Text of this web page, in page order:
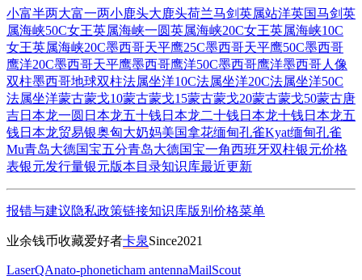
小富半两大富一两小鹿头大鹿头荷兰马剑英属站洋英国马剑英
属海峡50C女王英属海峡一圆英属海峡20C女王英属海峡10C
女王英属海峡20C墨西哥天平鹰25C墨西哥天平鹰50C墨西哥
鹰洋20C墨西哥天平鹰墨西哥鹰洋50C墨西哥鹰洋墨西哥人像
双柱墨西哥地球双柱法属坐洋10C法属坐洋20C法属坐洋50C
法属坐洋蒙古蒙戈10蒙古蒙戈15蒙古蒙戈20蒙古蒙戈50蒙古唐
吉日本龙一圆 日本龙五十钱日本龙二十钱日本龙十钱日本龙五
钱日本龙贸易银奥匈大奶妈美国拿花缅甸孔雀Kyat缅甸孔雀
Mu青岛大德国宝五分青岛大德国宝一角西班牙双柱银元价格
表银元发行量银元版本目录知识库最近更新
报错与建议隐私政策链接知识库版别 价格菜单
业余钱币收藏爱好者卡泉Since2021
LaserQAnato-phoneticham antennaMailScout